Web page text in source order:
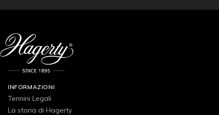
INFORMAZIONI
Termini Legali
La storia di Hagerty